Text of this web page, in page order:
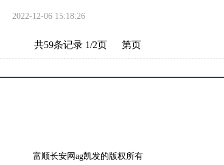
2022-12-06 15:18:26
共59条记录 1/2页 第页
富顺长安网ag凯发的版权所有